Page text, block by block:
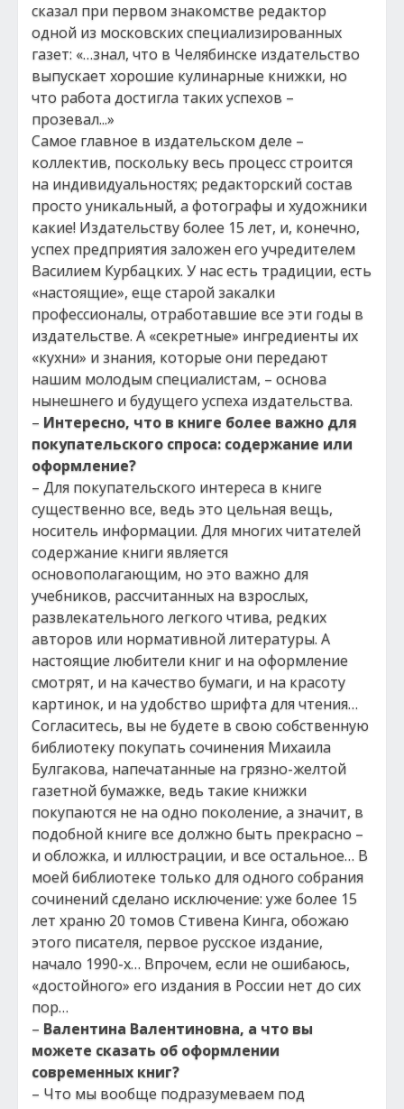
сказал при первом знакомстве редактор
одной из московских специализированных
газет: «…знал, что в Челябинске издательство
выпускает хорошие кулинарные книжки, но
что работа достигла таких успехов –
прозевал...»
Самое главное в издательском деле –
коллектив, поскольку весь процесс строится
на индивидуальностях; редакторский состав
просто уникальный, а фотографы и художники
какие! Издательству более 15 лет, и, конечно,
успех предприятия заложен его учредителем
Василием Курбацких. У нас есть традиции, есть
«настоящие», еще старой закалки
профессионалы, отработавшие все эти годы в
издательстве. А «секретные» ингредиенты их
«кухни» и знания, которые они передают
нашим молодым специалистам, – основа
нынешнего и будущего успеха издательства.
– Интересно, что в книге более важно для
покупательского спроса: содержание или
оформление?
– Для покупательского интереса в книге
существенно все, ведь это цельная вещь,
носитель информации. Для многих читателей
содержание книги является
основополагающим, но это важно для
учебников, рассчитанных на взрослых,
развлекательного легкого чтива, редких
авторов или нормативной литературы. А
настоящие любители книг и на оформление
смотрят, и на качество бумаги, и на красоту
картинок, и на удобство шрифта для чтения…
Согласитесь, вы не будете в свою собственную
библиотеку покупать сочинения Михаила
Булгакова, напечатанные на грязно-желтой
газетной бумажке, ведь такие книжки
покупаются не на одно поколение, а значит, в
подобной книге все должно быть прекрасно –
и обложка, и иллюстрации, и все остальное… В
моей библиотеке только для одного собрания
сочинений сделано исключение: уже более 15
лет храню 20 томов Стивена Кинга, обожаю
этого писателя, первое русское издание,
начало 1990-х… Впрочем, если не ошибаюсь,
«достойного» его издания в России нет до сих
пор…
– Валентина Валентиновна, а что вы
можете сказать об оформлении
современных книг?
– Что мы вообще подразумеваем под